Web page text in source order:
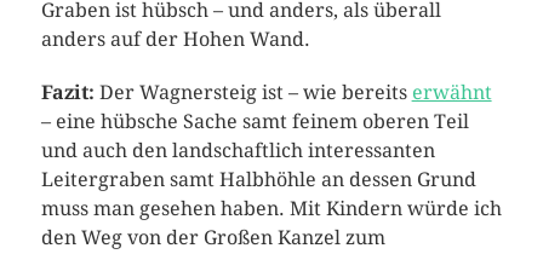
Graben ist hübsch – und anders, als überall
anders auf der Hohen Wand.
Fazit: Der Wagnersteig ist – wie bereits erwähnt
– eine hübsche Sache samt feinem oberen Teil
und auch den landschaftlich interessanten
Leitergraben samt Halbhöhle an dessen Grund
muss man gesehen haben. Mit Kindern würde ich
den Weg von der Großen Kanzel zum